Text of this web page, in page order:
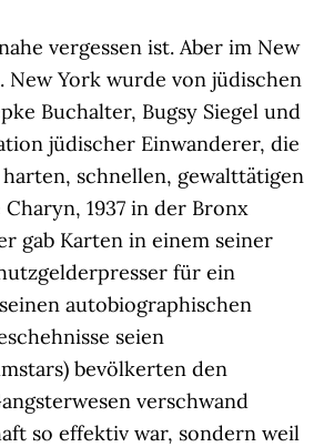
vergessen ist. Aber im New
New York wurde von jüdischen
Buchalter, Bugsy Siegel und
jüdischer Einwanderer, die
schnellen, gewalttätigen
1937 in der Bronx
gab Karten in einem seiner
für ein
autobiographischen
seien
bevölkerten den
verschwand
so effektiv war, sondern weil